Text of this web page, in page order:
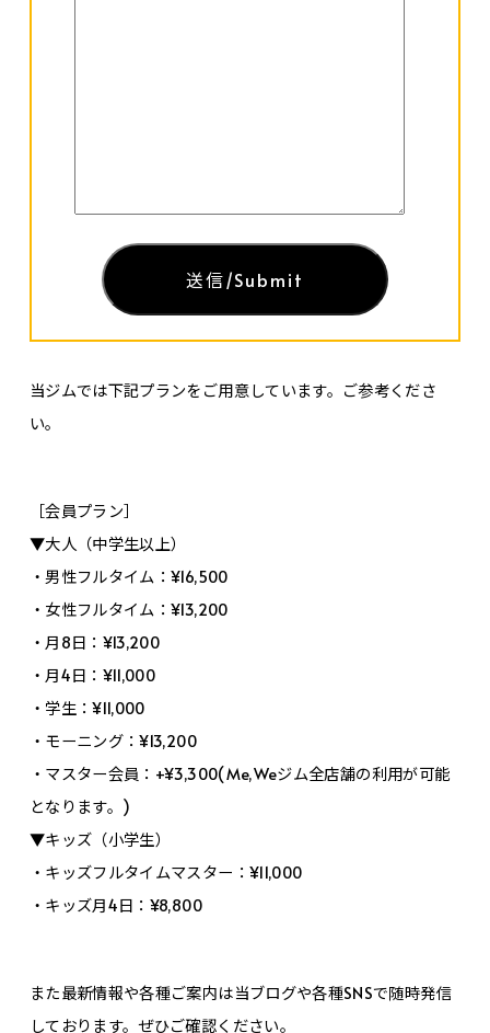
当ジムでは下記プランをご用意しています。ご参考くださ
い。
［会員プラン］
▼大人（中学生以上）
・男性フルタイム：¥16,500
・女性フルタイム：¥13,200
・月8日：¥13,200
・月4日：¥11,000
・学生：¥11,000
・モーニング：¥13,200
・マスター会員：+¥3,300(Me,Weジム全店舗の利用が可能
となります。)
▼キッズ（小学生）
・キッズフルタイムマスター：¥11,000
・キッズ月4日：¥8,800
また最新情報や各種ご案内は当ブログや各種SNSで随時発信
しております。ぜひご確認ください。